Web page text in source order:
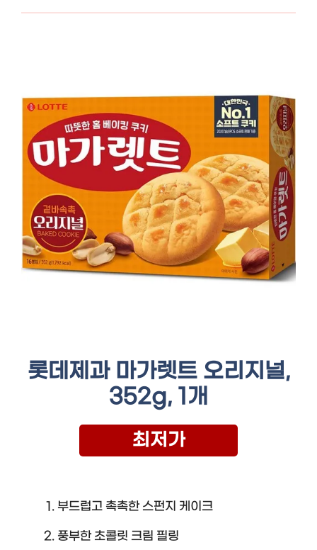
롯데제과 마가렛트 오리지널,
352g, 1개
최저가
부드럽고 촉촉한 스펀지 케이크
풍부한 초콜릿 크림 필링